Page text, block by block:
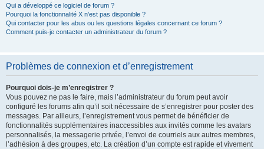
Qui a développé ce logiciel de forum ?
Pourquoi la fonctionnalité X n’est pas disponible ?
Qui contacter pour les abus ou les questions légales concernant ce forum ?
Comment puis-je contacter un administrateur du forum ?
Problèmes de connexion et d’enregistrement
Pourquoi dois-je m’enregistrer ?
Vous pouvez ne pas le faire, mais l’administrateur du forum peut avoir
configuré les forums afin qu’il soit nécessaire de s’enregistrer pour poster des
messages. Par ailleurs, l’enregistrement vous permet de bénéficier de
fonctionnalités supplémentaires inaccessibles aux invités comme les avatars
personnalisés, la messagerie privée, l’envoi de courriels aux autres membres,
l’adhésion à des groupes, etc. La création d’un compte est rapide et vivement